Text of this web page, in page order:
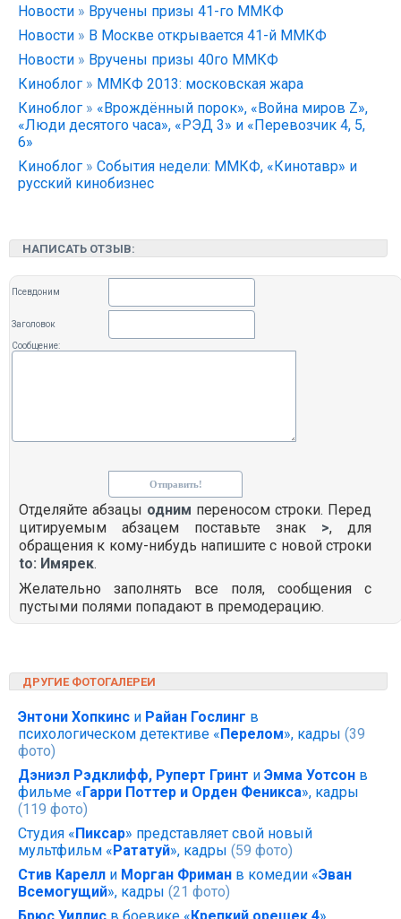
Новости » Вручены призы 41-го ММКФ
Новости » В Москве открывается 41-й ММКФ
Новости » Вручены призы 40го ММКФ
Киноблог » ММКФ 2013: московская жара
Киноблог » «Врождённый порок», «Война миров Z»,
«Люди десятого часа», «РЭД 3» и «Перевозчик 4, 5,
6»
Киноблог » События недели: ММКФ, «Кинотавр» и
русский кинобизнес
НАПИСАТЬ ОТЗЫВ:
Псевдоним
Заголовок
Сообщение:
Отделяйте абзацы одним переносом строки. Перед
цитируемым абзацем поставьте знак >, для
обращения к кому-нибудь напишите с новой строки
to: Имярек.
Желательно заполнять все поля, сообщения с
пустыми полями попадают в премодерацию.
ДРУГИЕ ФОТОГАЛЕРЕИ
Энтони Хопкинс и Райан Гослинг в
психологическом детективе «Перелом», кадры (39
фото)
Дэниэл Рэдклифф, Руперт Гринт и Эмма Уотсон в
фильме «Гарри Поттер и Орден Феникса», кадры
(119 фото)
Студия «Пиксар» представляет свой новый
мультфильм «Рататуй», кадры (59 фото)
Стив Карелл и Морган Фриман в комедии «Эван
Всемогущий», кадры (21 фото)